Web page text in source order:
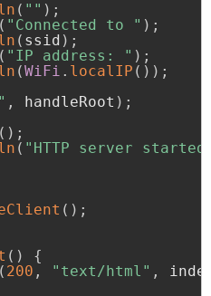
( "" ) ;
( "Connected to " ) ;
( ssid ) ;
( "IP address: " ) ;
(WiFi . localIP ( ) ) ;
, handleRoot ) ;
( ) ;
( "HTTP server
( ) ;
( )
{
( 200 , "text/html" ,